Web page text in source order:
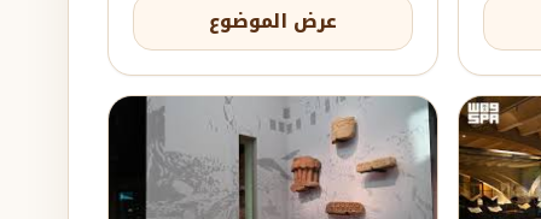
عرض الموضوع